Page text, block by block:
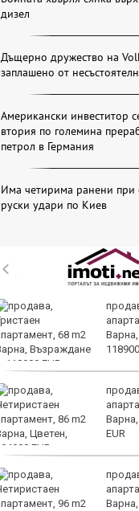
дизел
Дъщерно дружество на
заплашено от
Американски инвеститор
втория по големина
петрол в Германия
Има четирима ранени при
руски удари по Киев
EUR